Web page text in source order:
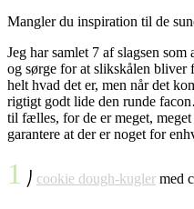
Mangler du inspiration til de
Jeg har samlet 7 af slagsen
og sørge for at slikskålen bliver
helt hvad det er, men når det
rigtigt godt lide den runde
til fælles, for de er meget,
garantere at der er noget for
1 ⎠ cookie dough-kugler med